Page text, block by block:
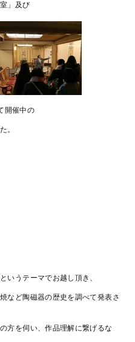
」及び
開催中の
。
いうテーマでお越し頂き、
など陶磁器の歴史を調べて発表さ
方を伺い、作品理解に繋げるな